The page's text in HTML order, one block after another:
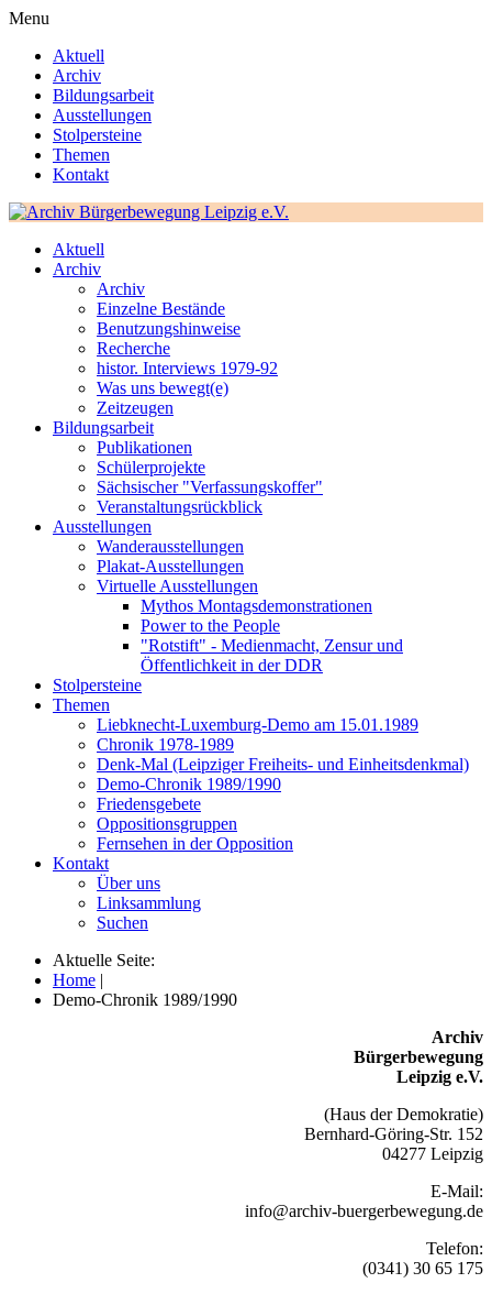
Menu
Aktuell
Archiv
Bildungsarbeit
Ausstellungen
Stolpersteine
Themen
Kontakt
Aktuell
Archiv
Archiv
Einzelne Bestände
Benutzungshinweise
Recherche
histor. Interviews 1979-92
Was uns bewegt(e)
Zeitzeugen
Bildungsarbeit
Publikationen
Schülerprojekte
Sächsischer "Verfassungskoffer"
Veranstaltungsrückblick
Ausstellungen
Wanderausstellungen
Plakat-Ausstellungen
Virtuelle Ausstellungen
Mythos Montagsdemonstrationen
Power to the People
"Rotstift" - Medienmacht, Zensur und
Öffentlichkeit in der DDR
Stolpersteine
Themen
Liebknecht-Luxemburg-Demo am 15.01.1989
Chronik 1978-1989
Denk-Mal (Leipziger Freiheits- und Einheitsdenkmal)
Demo-Chronik 1989/1990
Friedensgebete
Oppositionsgruppen
Fernsehen in der Opposition
Kontakt
Über uns
Linksammlung
Suchen
Aktuelle Seite:
Home |
Demo-Chronik 1989/1990
Archiv
Bürgerbewegung
Leipzig e.V.
(Haus der Demokratie)
Bernhard-Göring-Str. 152
04277 Leipzig
E-Mail:
info@archiv-buergerbewegung.de
Telefon:
(0341) 30 65 175